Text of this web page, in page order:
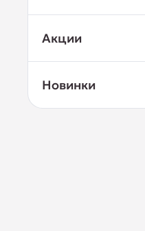
Акции
Новинки